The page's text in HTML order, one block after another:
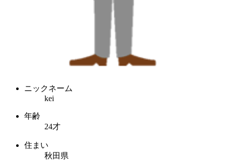
ニックネーム
kei
年齢
24才
住まい
秋田県